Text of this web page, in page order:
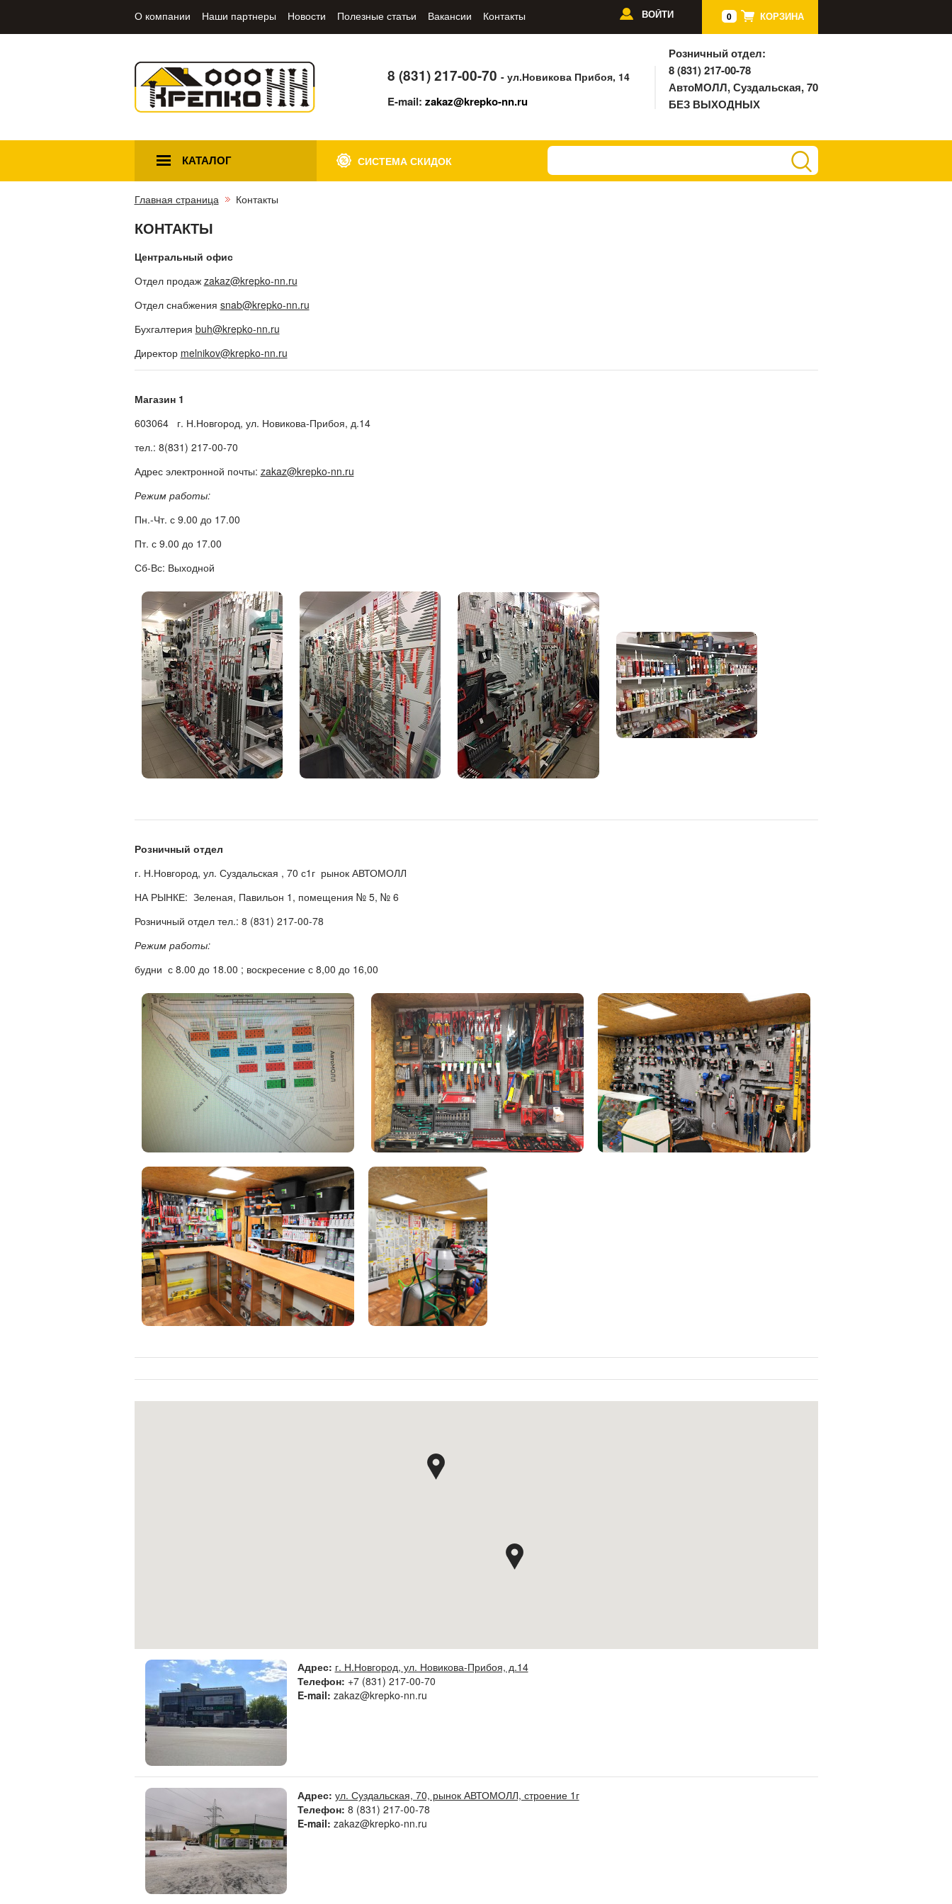
О компании Наши партнеры Новости Полезные статьи Вакансии Контакты 0 КОРЗИНА
ВОЙТИ
8 (831) 217-00-70- ул.Новикова Прибоя, 14
E-mail:zakaz@krepko-nn.ru
Розничный отдел:
8 (831) 217-00-78
АвтоМОЛЛ, Суздальская, 70
БЕЗ ВЫХОДНЫХ
КАТАЛОГ СИСТЕМА СКИДОК
Главная страница Контакты
КОНТАКТЫ
Центральный офис
Отдел продаж zakaz@krepko-nn.ru
Отдел снабжения snab@krepko-nn.ru
Бухгалтерия buh@krepko-nn.ru
Директор melnikov@krepko-nn.ru
Магазин 1
603064 г. Н.Новгород, ул. Новикова-Прибоя, д.14
тел.: 8(831) 217-00-70
Адрес электронной почты: zakaz@krepko-nn.ru
Режим работы:
Пн.-Чт. с 9.00 до 17.00
Пт. с 9.00 до 17.00
Сб-Вс: Выходной
Розничный отдел
г. Н.Новгород, ул. Суздальская , 70 с1г рынок АВТОМОЛЛ
НА РЫНКЕ: Зеленая, Павильон 1, помещения № 5, № 6
Розничный отдел тел.: 8 (831) 217-00-78
Режим работы:
будни с 8.00 до 18.00 ; воскресение с 8,00 до 16,00
Адрес: г. Н.Новгород, ул. Новикова-Прибоя, д.14
Телефон: +7 (831) 217-00-70
E-mail: zakaz@krepko-nn.ru
Адрес: ул. Суздальская, 70, рынок АВТОМОЛЛ, строение 1г
Телефон: 8 (831) 217-00-78
E-mail: zakaz@krepko-nn.ru